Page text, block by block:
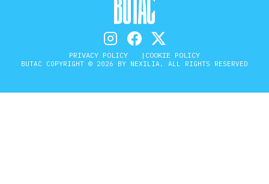
PRIVACY POLICY COOKIE POLICY
BUTAC COPYRIGHT © 2026 BY NEXILIA. ALL RIGHTS RESERVED